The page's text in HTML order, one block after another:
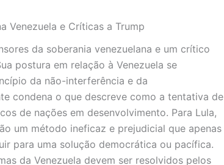
Venezuela e Críticas a Trump
da soberania venezuelana e um crítico
postura em relação à Venezuela se
da não-interferência e da
condena o que descreve como a tentativa de
de nações em desenvolvimento. Para Lula,
um método ineficaz e prejudicial que apenas
para uma solução democrática ou pacífica.
da Venezuela devem ser resolvidos pelos